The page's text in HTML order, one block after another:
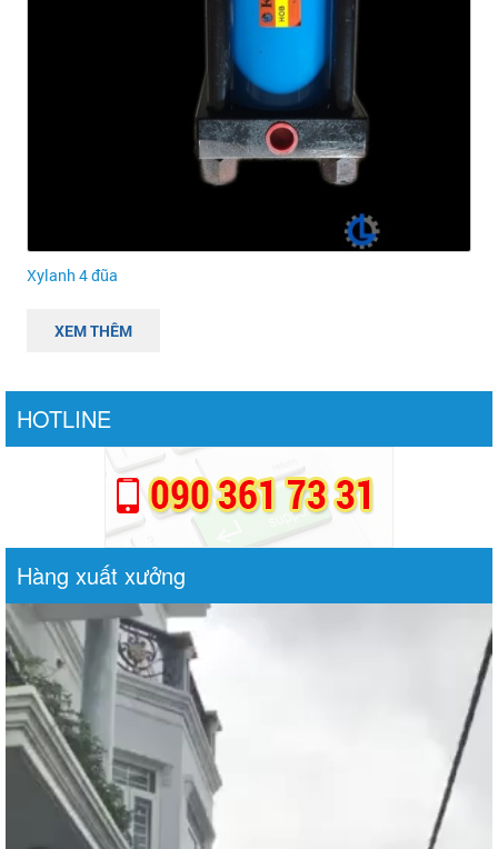
Xylanh 4 đũa
XEM THÊM
HOTLINE
Hàng xuất xưởng